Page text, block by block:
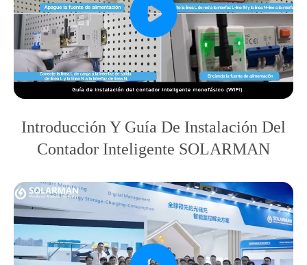
Introducción Y Guía De Instalación Del
Contador Inteligente SOLARMAN